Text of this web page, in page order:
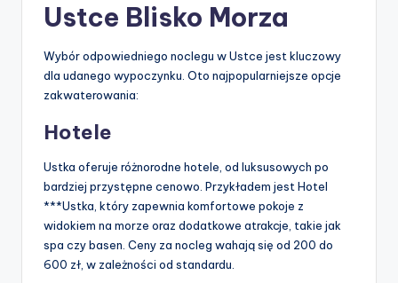
Ustce Blisko Morza
Wybór odpowiedniego noclegu w Ustce jest kluczowy
dla udanego wypoczynku. Oto najpopularniejsze opcje
zakwaterowania:
Hotele
Ustka oferuje różnorodne hotele, od luksusowych po
bardziej przystępne cenowo. Przykładem jest Hotel
***Ustka, który zapewnia komfortowe pokoje z
widokiem na morze oraz dodatkowe atrakcje, takie jak
spa czy basen. Ceny za nocleg wahają się od 200 do
600 zł, w zależności od standardu.